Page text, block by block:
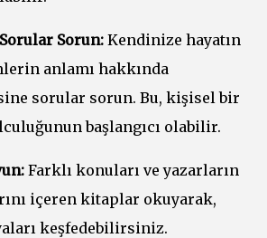
Sorun: Kendinize hayatın
anlamı hakkında
sorular sorun. Bu, kişisel bir
başlangıcı olabilir.
Farklı konuları ve yazarların
içeren kitaplar okuyarak,
keşfedebilirsiniz.